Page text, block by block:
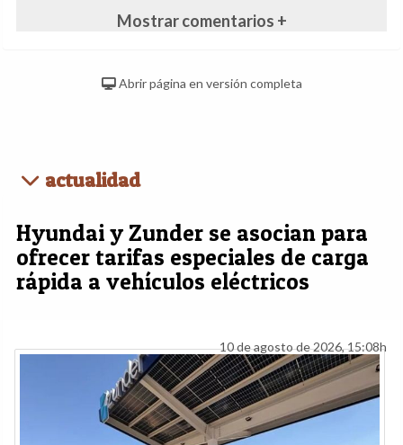
Mostrar comentarios +
Abrir página en versión completa
actualidad
Hyundai y Zunder se asocian para
ofrecer tarifas especiales de carga
rápida a vehículos eléctricos
10 de agosto de 2026, 15:08h